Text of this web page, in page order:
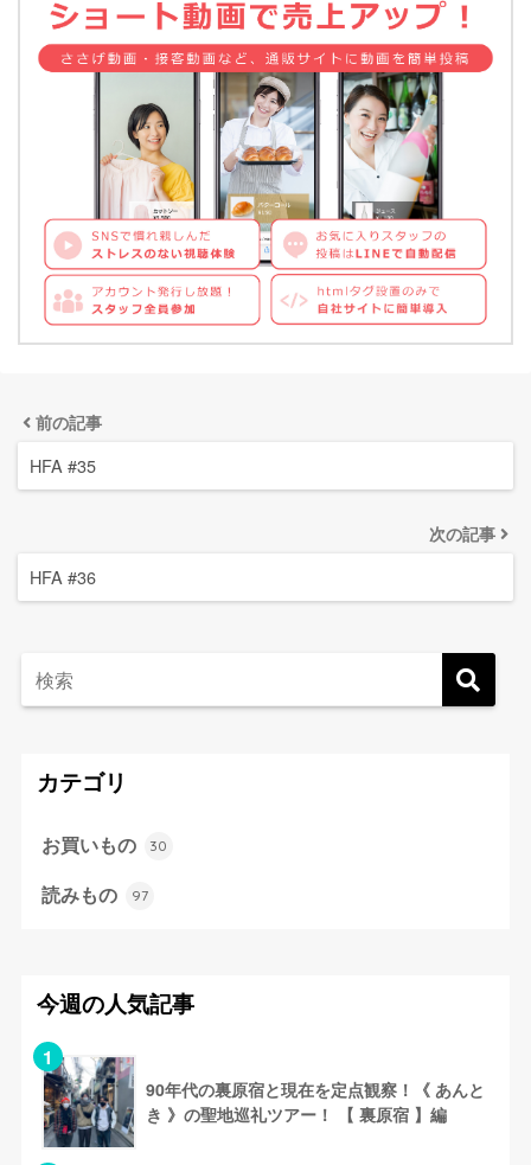
前の記事
HFA #35
次の記事
HFA #36
カテゴリ
お買いもの 30
読みもの 97
今週の人気記事
90年代の裏原宿と現在を定点観察！《 あんと
き 》の聖地巡礼ツアー！ 【 裏原宿 】編